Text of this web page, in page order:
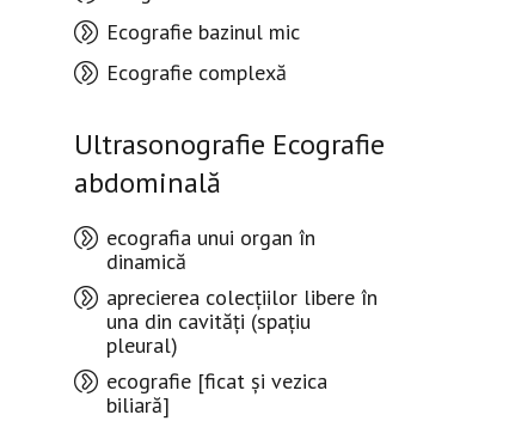
Ecografie bazinul mic
Ecografie complexă
Ultrasonografie Ecografie
abdominală
ecografia unui organ în
dinamică
aprecierea colecțiilor libere în
una din cavități (spațiu
pleural)
ecografie [ficat și vezica
biliară]